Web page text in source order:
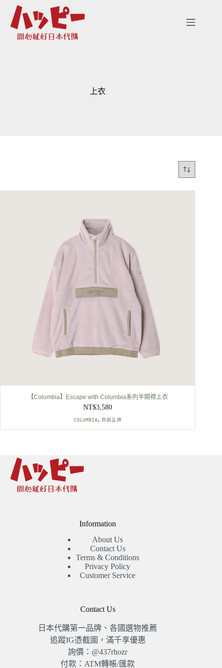
上衣
【Columbia】Escape with Columbia系列半開襟上衣
NT$3,580
COLUMBIA ,熱銷品牌
Information
About Us
Contact Us
Terms & Conditions
Privacy Policy
Customer Service
Contact Us
日本代購第一品牌、各國選物推薦
追蹤IG憑截圖，滿千享優惠
詢價：@437rhozr
付款：ATM轉帳/匯款